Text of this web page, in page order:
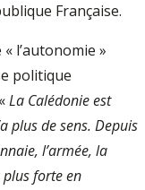
Française.
l’autonomie »
politique
La Calédonie est
plus de sens. Depuis
l’armée, la
plus forte en